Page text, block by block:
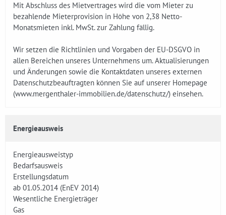
Mit Abschluss des Mietvertrages wird die vom Mieter zu
bezahlende Mieterprovision in Höhe von 2,38 Netto-
Monatsmieten inkl. MwSt. zur Zahlung fällig.
Wir setzen die Richtlinien und Vorgaben der EU-DSGVO in
allen Bereichen unseres Unternehmens um. Aktualisierungen
und Änderungen sowie die Kontaktdaten unseres externen
Datenschutzbeauftragten können Sie auf unserer Homepage
(www.mergenthaler-immobilien.de/datenschutz/) einsehen.
Energieausweis
Energieausweistyp
Bedarfsausweis
Erstellungsdatum
ab 01.05.2014 (EnEV 2014)
Wesentliche Energieträger
Gas